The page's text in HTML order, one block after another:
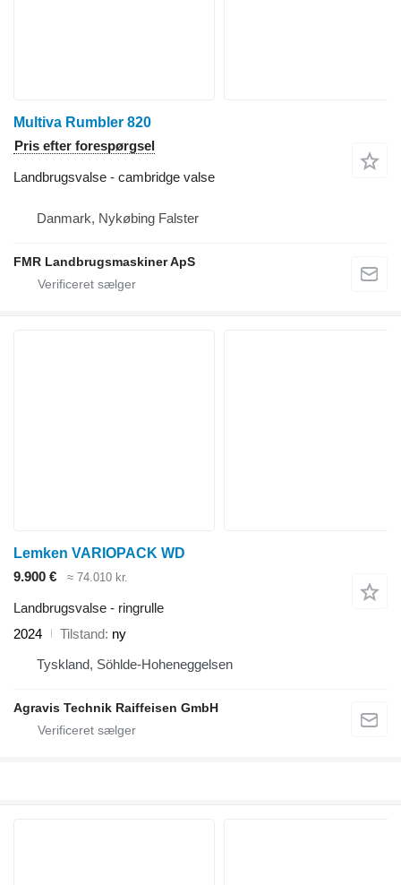
Multiva Rumbler 820
Pris efter forespørgsel
Landbrugsvalse - cambridge valse
Danmark, Nykøbing Falster
FMR Landbrugsmaskiner ApS
Lemken VARIOPACK WD
9.900 €
≈ 74.010 kr.
Landbrugsvalse - ringrulle
2024
Tilstand ny
Tyskland, Söhlde-Hoheneggelsen
Agravis Technik Raiffeisen GmbH